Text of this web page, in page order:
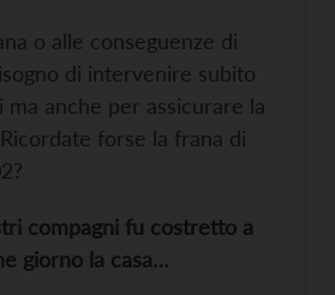
o alle conseguenze di
di intervenire subito
anche per assicurare la
forse la frana di
compagni fu costretto a
giorno la casa…